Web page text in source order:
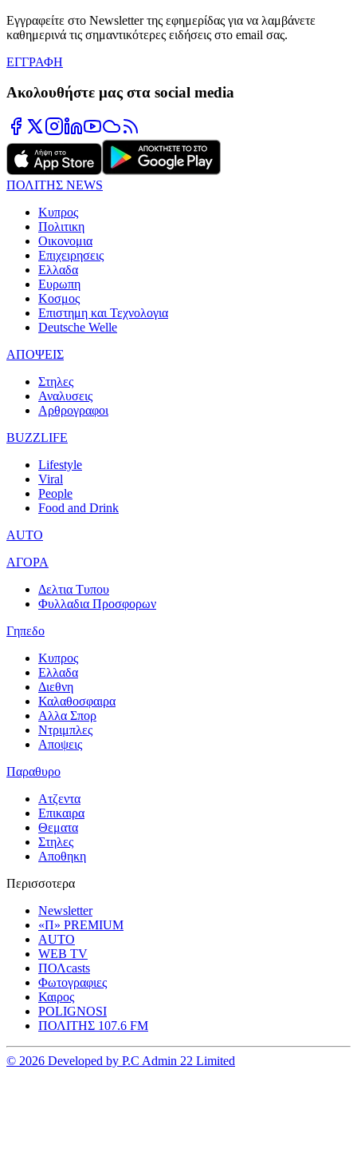
Εγγραφείτε στο Newsletter της εφημερίδας για να λαμβάνετε
καθημερινά τις σημαντικότερες ειδήσεις στο email σας.
ΕΓΓΡΑΦΗ
Ακολουθήστε μας στα social media
ΠΟΛΙΤΗΣ NEWS
Κυπρος
Πολιτικη
Οικονομια
Επιχειρησεις
Ελλαδα
Ευρωπη
Κοσμος
Επιστημη και Τεχνολογια
Deutsche Welle
ΑΠΟΨΕΙΣ
Στηλες
Αναλυσεις
Αρθρογραφοι
BUZZLIFE
Lifestyle
Viral
People
Food and Drink
AUTO
ΑΓΟΡΑ
Δελτια Τυπου
Φυλλαδια Προσφορων
Γηπεδο
Κυπρος
Ελλαδα
Διεθνη
Καλαθοσφαιρα
Αλλα Σπορ
Ντριμπλες
Αποψεις
Παραθυρο
Ατζεντα
Επικαιρα
Θεματα
Στηλες
Αποθηκη
Περισσοτερα
Newsletter
«Π» PREMIUM
AUTO
WEB TV
ΠΟΛcasts
Φωτογραφιες
Καιρος
POLIGNOSI
ΠΟΛΙΤΗΣ 107.6 FM
© 2026 Developed by P.C Admin 22 Limited